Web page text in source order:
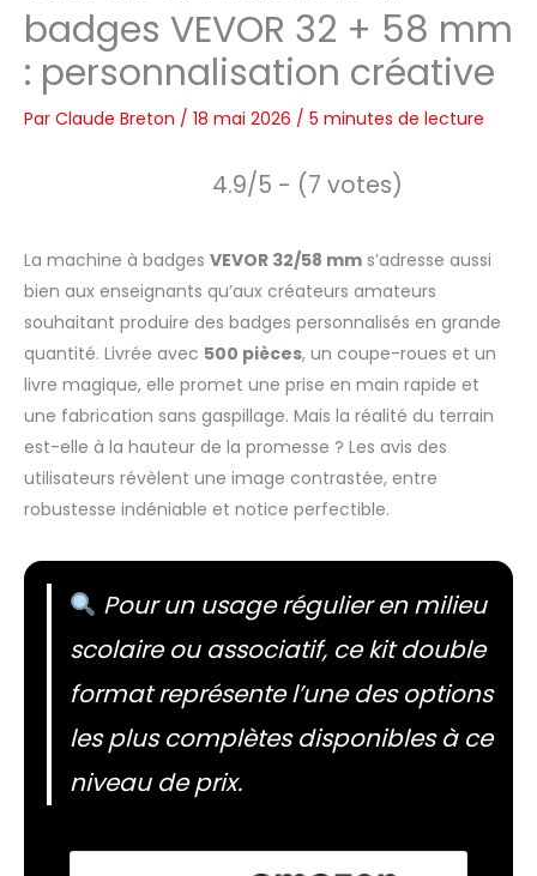
badges VEVOR 32 + 58 mm
: personnalisation créative
Par Claude Breton / 18 mai 2026 / 5 minutes de lecture
4.9/5 - (7 votes)
La machine à badges VEVOR 32/58 mm s’adresse aussi
bien aux enseignants qu’aux créateurs amateurs
souhaitant produire des badges personnalisés en grande
quantité. Livrée avec 500 pièces, un coupe-roues et un
livre magique, elle promet une prise en main rapide et
une fabrication sans gaspillage. Mais la réalité du terrain
est-elle à la hauteur de la promesse ? Les avis des
utilisateurs révèlent une image contrastée, entre
robustesse indéniable et notice perfectible.
Pour un usage régulier en milieu
scolaire ou associatif, ce kit double
format représente l’une des options
les plus complètes disponibles à ce
niveau de prix.